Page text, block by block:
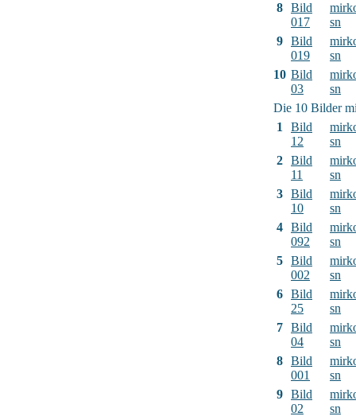
8 Bild
017
sn
9 Bild
019
sn
10 Bild
03
sn
Die 10 Bilder
1
Bild
12
sn
2 Bild
11
sn
3 Bild
10
sn
4 Bild
092
sn
5 Bild
002
sn
6 Bild
25
sn
7 Bild
04
sn
8 Bild
001
sn
9 Bild
02
sn